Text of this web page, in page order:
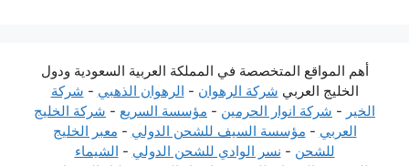
أهم المواقع المتخصصة في المملكة العربية السعودية ودول
الخليج العربي شركة الرهوان - الرهوان الذهبي - شركة
الخير - شركة انوار الحرمين - مؤسسة السريع - شركة الخليج
العربي - مؤسسة السيف للشحن الدولي - معبر الخليج
للشحن - نسر الوادي للشحن الدولي - الشيماء